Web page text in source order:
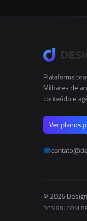
Plataforma
Milhares de
conteúdo e
Ver planos
© 2026